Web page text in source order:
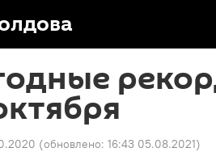
(обновлено: 16:43 05.08.2021)